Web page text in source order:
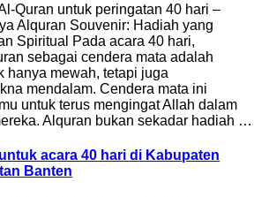
Quran untuk peringatan 40 hari –
Alquran Souvenir: Hadiah yang
Spiritual Pada acara 40 hari,
sebagai cendera mata adalah
hanya mewah, tetapi juga
mendalam. Cendera mata ini
untuk terus mengingat Allah dalam
Alquran bukan sekadar hadiah …
acara 40 hari di Kabupaten
Banten